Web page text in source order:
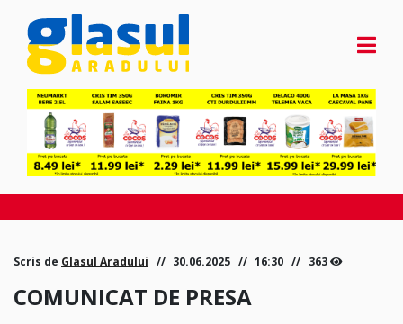
Scris de Glasul Aradului 30.06.2025 16:30 363
COMUNICAT DE PRESA